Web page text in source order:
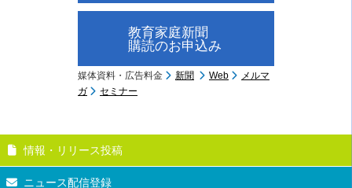
教育家庭新聞
購読のお申込み
媒体資料・広告料金 新聞 Web
メルマ
ガ
セミナー
情報・リリース投稿
ニュース配信登録